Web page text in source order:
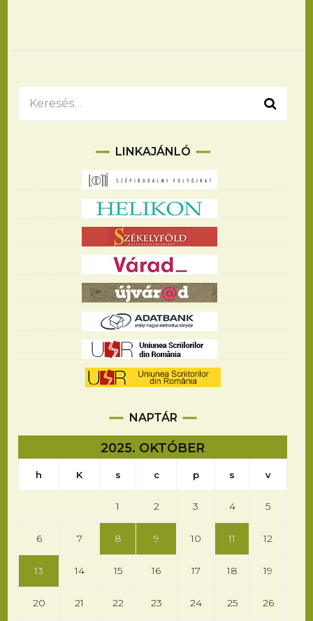
Keresés:
LINKAJÁNLÓ
NAPTÁR
2025. OKTÓBER
h K s c p s v
1 2 3 4 5
6 7 8 9 10 11 12
13 14 15 16 17 18 19
20 21 22 23 24 25 26